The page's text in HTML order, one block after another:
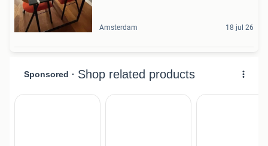
Amsterdam 18 jul 26